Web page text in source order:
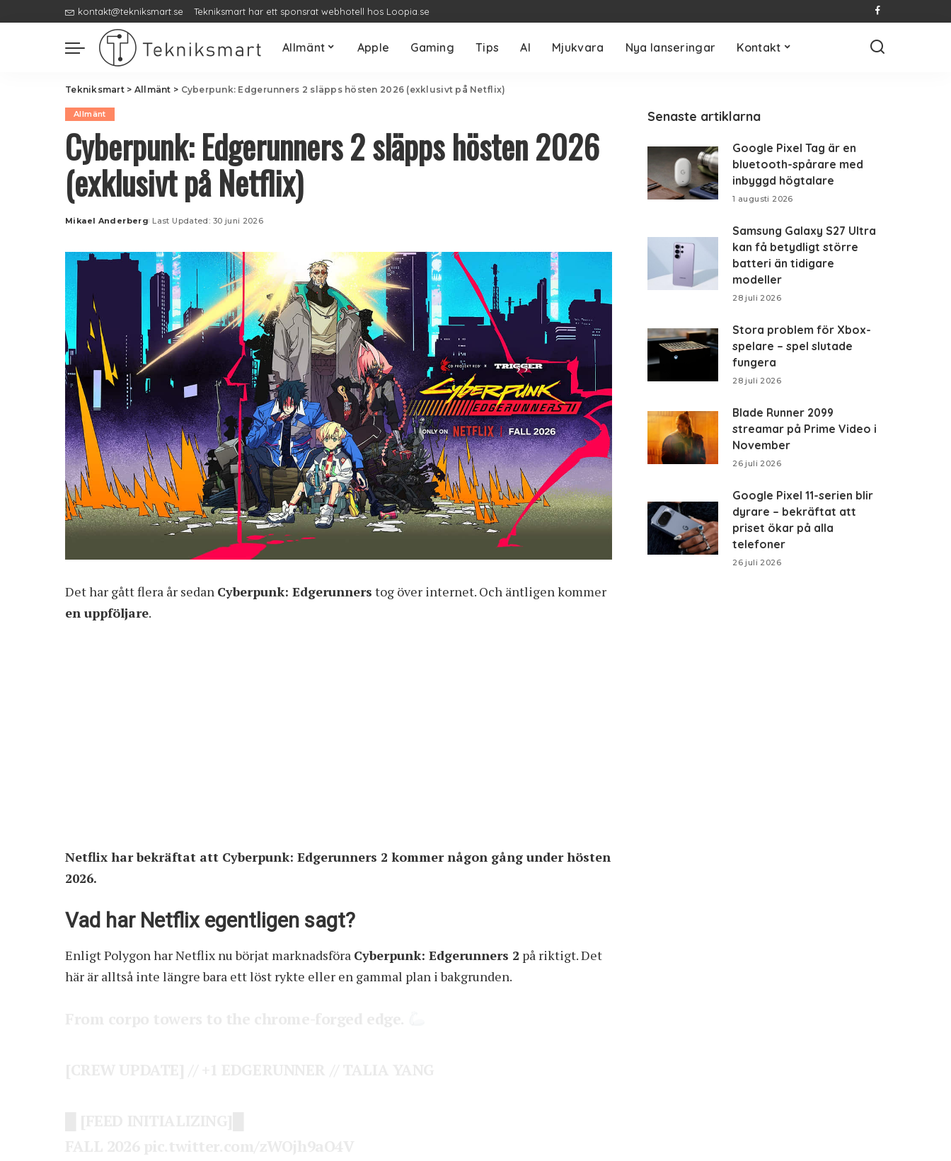
kontakt@tekniksmart.se Tekniksmart har ett sponsrat webhotell hos Loopia.se
Allmänt Apple Gaming Tips AI Mjukvara Nya lanseringar Kontakt
Tekniksmart> Allmänt > Cyberpunk: Edgerunners 2 släpps hösten 2026 (exklusivt på Netflix)
Allmänt
Cyberpunk: Edgerunners 2 släpps hösten 2026
(exklusivt på Netflix)
Posted
Mikael Anderberg Last Updated: 30 juni 2026
Det har gått flera år sedan Cyberpunk: Edgerunners tog över internet. Och äntligen kommer
en uppföljare.
Netflix har bekräftat att Cyberpunk: Edgerunners 2 kommer någon gång under hösten
2026.
Vad har Netflix egentligen sagt?
Enligt Polygon har Netflix nu börjat marknadsföra Cyberpunk: Edgerunners 2 på riktigt. Det
här är alltså inte längre bara ett löst rykte eller en gammal plan i bakgrunden.
Senaste artiklarna
Google Pixel Tag är en
bluetooth-spårare med
inbyggd högtalare
1 augusti 2026
Samsung Galaxy S27 Ultra
kan få betydligt större
batteri än tidigare
modeller
28 juli 2026
Stora problem för Xbox-
spelare – spel slutade
fungera
28 juli 2026
Blade Runner 2099
streamar på Prime Video i
November
26 juli 2026
Google Pixel 11-serien blir
dyrare – bekräftat att
priset ökar på alla
telefoner
26 juli 2026